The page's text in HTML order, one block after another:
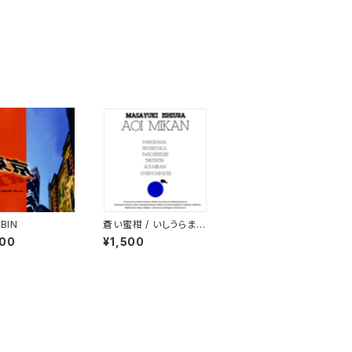
蒼い蜜柑 / いしうらまさ
ゆき
¥1,500